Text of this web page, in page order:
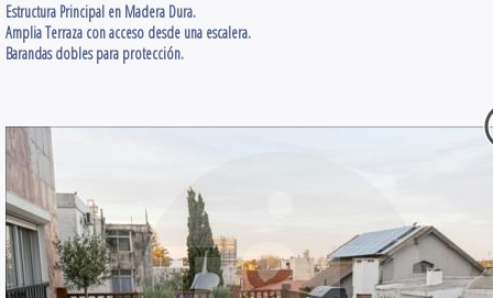
Estructura Principal en Madera Dura.
Amplia Terraza con acceso desde una escalera.
Barandas dobles para protección.